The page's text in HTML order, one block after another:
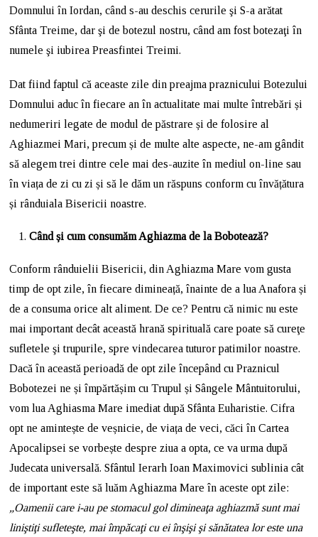
Domnului în Iordan, când s-au deschis cerurile şi S-a arătat
Sfânta Treime, dar şi de botezul nostru, când am fost botezaţi în
numele şi iubirea Preasfintei Treimi.
Dat fiind faptul că aceaste zile din preajma praznicului Botezului
Domnului aduc în fiecare an în actualitate mai multe întrebări și
nedumeriri legate de modul de păstrare și de folosire al
Aghiazmei Mari, precum și de multe alte aspecte, ne-am gândit
să alegem trei dintre cele mai des-auzite în mediul on-line sau
în viața de zi cu zi și să le dăm un răspuns conform cu învățătura
și rânduiala Bisericii noastre.
Când și cum consumăm Aghiazma de la Bobotează?
Conform rânduielii Bisericii, din Aghiazma Mare vom gusta
timp de opt zile, în fiecare dimineață, înainte de a lua Anafora și
de a consuma orice alt aliment. De ce? Pentru că nimic nu este
mai important decât această hrană spirituală care poate să cureţe
sufletele şi trupurile, spre vindecarea tuturor patimilor noastre.
Dacă în această perioadă de opt zile începând cu Praznicul
Bobotezei ne și împărtășim cu Trupul și Sângele Mântuitorului,
vom lua Aghiasma Mare imediat după Sfânta Euharistie. Cifra
opt ne amintește de veșnicie, de viața de veci, căci în Cartea
Apocalipsei se vorbește despre ziua a opta, ce va urma după
Judecata universală. Sfântul Ierarh Ioan Maximovici sublinia cât
de important este să luăm Aghiazma Mare în aceste opt zile:
„Oamenii care i-au pe stomacul gol dimineaţa aghiazmă sunt mai
liniştiţi sufleteşte, mai împăcaţi cu ei înşişi şi sănătatea lor este una